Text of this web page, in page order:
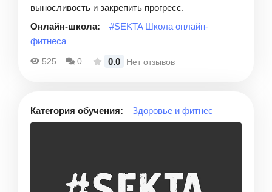
выносливость и закрепить прогресс.
Онлайн-школа:
#SEKTA Школа онлайн-
фитнеса
525 0 0.0 Нет отзывов
Категория обучения: Здоровье и фитнес